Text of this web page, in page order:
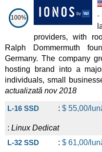
100%
-
providers, with
Ralph Dommermuth
Germany. The company
hosting brand into a
individuals, small
actualizată nov 2018
L-16 SSD : $ 55,00/
: Linux Dedicat
L-32 SSD
: $ 61,00/